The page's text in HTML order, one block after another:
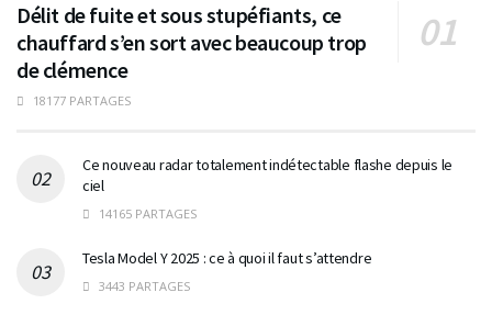
Délit de fuite et sous stupéfiants, ce
chauffard s’en sort avec beaucoup trop
de clémence
18177 PARTAGES
Ce nouveau radar totalement indétectable flashe depuis le
ciel
14165 PARTAGES
Tesla Model Y 2025 : ce à quoi il faut s’attendre
3443 PARTAGES